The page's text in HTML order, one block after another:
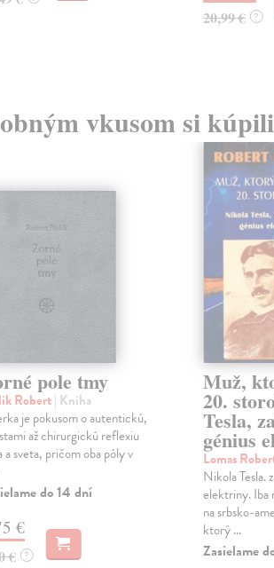
20,99 € ?
vkusom si
pole tmy
Robert| Kniha
je pokusom o autentickú,
až chirurgickú reflexiu
a sveta, pričom oba póly v
do 14 dní
€
€ ?
Muž,
20.
Tesla,
génius
Lomas
Nikola Tesla.
elektriny. Iba
na srbsko-
ktorý ...
Zasielame